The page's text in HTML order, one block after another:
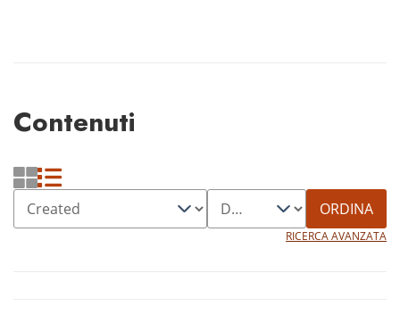
Contenuti
ORDINA
RICERCA AVANZATA